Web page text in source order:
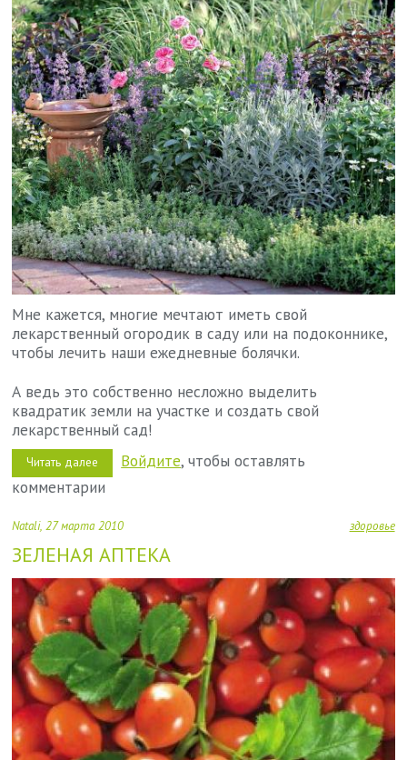
Мне кажется, многие мечтают иметь свой
лекарственный огородик в саду или на подоконнике,
чтобы лечить наши ежедневные болячки.
А ведь это собственно несложно выделить
квадратик земли на участке и создать свой
лекарственный сад!
Читать далее
Лекарственный
огород
Войдите, чтобы оставлять
комментарии
Natali 27 марта 2010 здоровье
ЗЕЛЕНАЯ АПТЕКА